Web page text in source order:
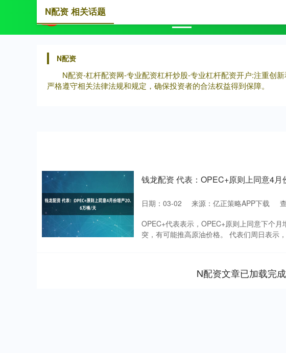
N配资
N配资-杠杆配资网-专业配资杠杆炒股-专业杠杆配资开户:注重创
严格遵守相关法律法规和规定，确保投资者的合法权益得到保障。
N配资 相关话题
钱龙配资 代表：OPEC+原则上同意4月
日期：03-02 来源：亿正策略APP下载
OPEC+代表表示，OPEC+原则上同意下个
突，有可能推高原油价格。 代表们周日表示
N配资文章已加载完成